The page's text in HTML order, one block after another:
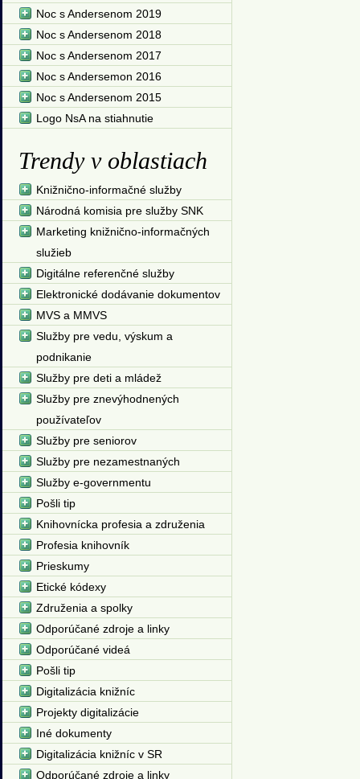
Noc s Andersenom 2019
Noc s Andersenom 2018
Noc s Andersenom 2017
Noc s Andersemon 2016
Noc s Andersenom 2015
Logo NsA na stiahnutie
Trendy v oblastiach
Knižnično-informačné služby
Národná komisia pre služby SNK
Marketing knižnično-informačných
služieb
Digitálne referenčné služby
Elektronické dodávanie dokumentov
MVS a MMVS
Služby pre vedu, výskum a
podnikanie
Služby pre deti a mládež
Služby pre znevýhodnených
používateľov
Služby pre seniorov
Služby pre nezamestnaných
Služby e-governmentu
Pošli tip
Knihovnícka profesia a združenia
Profesia knihovník
Prieskumy
Etické kódexy
Združenia a spolky
Odporúčané zdroje a linky
Odporúčané videá
Pošli tip
Digitalizácia knižníc
Projekty digitalizácie
Iné dokumenty
Digitalizácia knižníc v SR
Odporúčané zdroje a linky